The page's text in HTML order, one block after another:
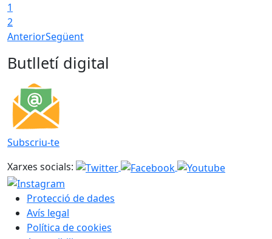
1
2
AnteriorSegüent
Butlletí digital
Subscriu-te
Xarxes socials:
Protecció de dades
Avís legal
Política de cookies